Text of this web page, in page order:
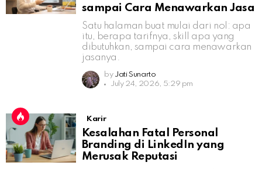
sampai Cara Menawarkan Jasa
Satu halaman buat mulai dari nol: apa
itu, berapa tarifnya, skill apa yang
dibutuhkan, sampai cara menawarkan
jasanya.
by Jati Sunarto
July 24, 2026, 5:29 pm
Karir
Kesalahan Fatal Personal
Branding di LinkedIn yang
Merusak Reputasi